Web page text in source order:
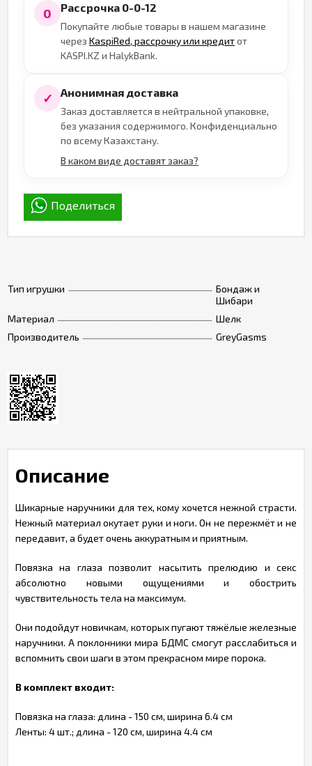
Тип игрушки
Бондаж и
Шибари
Материал
Шелк
Производитель
GreyGasms
0 Рассрочка 0-0-12
Покупайте любые товары в нашем магазине
через KaspiRed, рассрочку или кредитот
KASPI.KZ и HalykBank.
✓ Анонимная доставка
Заказ доставляется в нейтральной упаковке,
без указания содержимого. Конфиденциально
по всему Казахстану.
В каком виде доставят заказ?
Поделиться
Описание
Шикарные наручники для тех, кому хочется нежной страсти.
Нежный материал окутает руки и ноги. Он не пережмёт и не
передавит, а будет очень аккуратным и приятным.
Повязка на глаза позволит насытить прелюдию и секс
абсолютно новыми ощущениями и обострить
чувствительность тела на максимум.
Они подойдут новичкам, которых пугают тяжёлые железные
наручники. А поклонники мира БДМС смогут расслабиться и
вспомнить свои шаги в этом прекрасном мире порока.
В комплект входит:
Повязка на глаза: длина - 150 см, ширина 6.4 см
Ленты: 4 шт.; длина - 120 см, ширина 4.4 см